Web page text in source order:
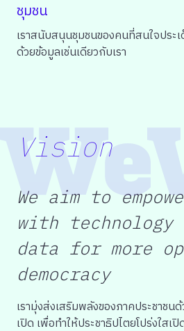
ชุมชน
เราสนับสนุนชุมชนของคนที่สนใจประ
ด้วยข้อมูลเช่นเดียวกับเรา
Vision
We aim to
with technology
data for more
democracy
เรามุ่งส่งเสริมพลังของภาคประชาชน
เปิด เพื่อทำให้ประชาธิปไตยโปร่งใสเ